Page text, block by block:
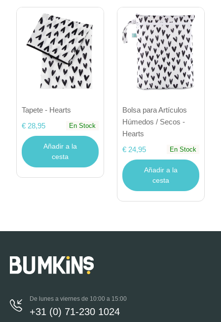
Tapete - Hearts
€ 28,95
En Stock
Añadir a la
cesta
Bolsa para Artículos
Húmedos / Secos -
Hearts
€ 24,95
En Stock
Añadir a la
cesta
De lunes a viernes de 10:00 a 15:00
+31 (0) 71-230 1024